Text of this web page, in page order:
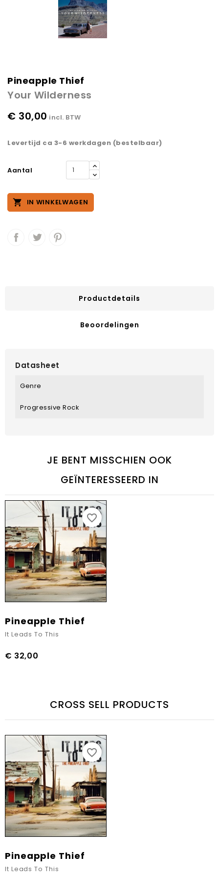
Pineapple Thief
Your Wilderness
€ 30,00 incl. BTW
Levertijd ca 3-6 werkdagen (bestelbaar)
Aantal
 IN WINKELWAGEN
Productdetails
Beoordelingen
Datasheet
Genre
Progressive Rock
JE BENT MISSCHIEN OOK
GEÏNTERESSEERD IN
favorite_border
Pineapple Thief
It Leads To This
Prijs
€ 32,00
CROSS SELL PRODUCTS
favorite_border
Pineapple Thief
It Leads To This